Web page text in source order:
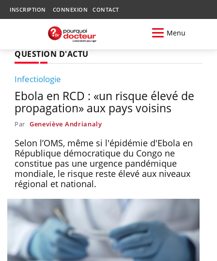
INSCRIPTION CONNEXION CONTACT
Menu
QUESTION D'ACTU
Infectiologie
Ebola en RCD : «un risque élevé de
propagation» aux pays voisins
Par Geneviève Andrianaly
Selon l’OMS, même si l'épidémie d'Ebola en
République démocratique du Congo ne
constitue pas une urgence pandémique
mondiale, le risque reste élevé aux niveaux
régional et national.